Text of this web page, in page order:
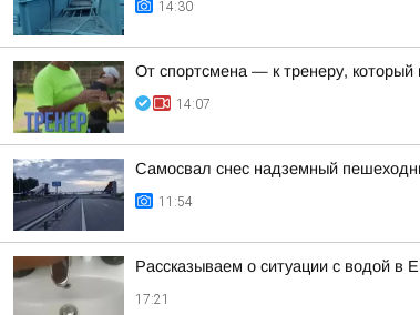
14:30
От спортсмена — к тренеру, который
14:07
Самосвал снес надземный
11:54
Рассказываем о ситуации с водой в
17:21